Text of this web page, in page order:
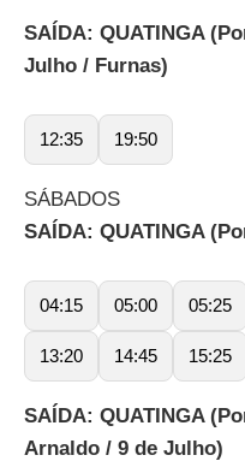
SAÍDA: QUATINGA
Julho / Furnas)
12:35 19:50
SÁBADOS
SAÍDA: QUATINGA
04:15 05:00 05:25
13:20 14:45 15:25
SAÍDA: QUATINGA
Arnaldo / 9 de Julho)